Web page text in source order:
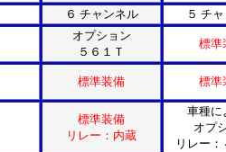
６ チャンネル
５ チ
オプション
５６１Ｔ
標準
標準装備 標準
標準装備
リレー：内蔵
車種に
オプ
リレー